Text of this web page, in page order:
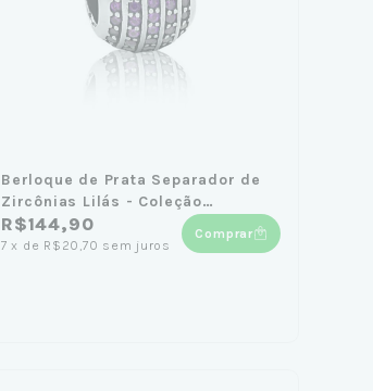
Berloque de Prata Separador de
Zircônias Lilás - Coleção
Amuletos
R$144,90
7 x de R$20,70 sem juros
Comprar